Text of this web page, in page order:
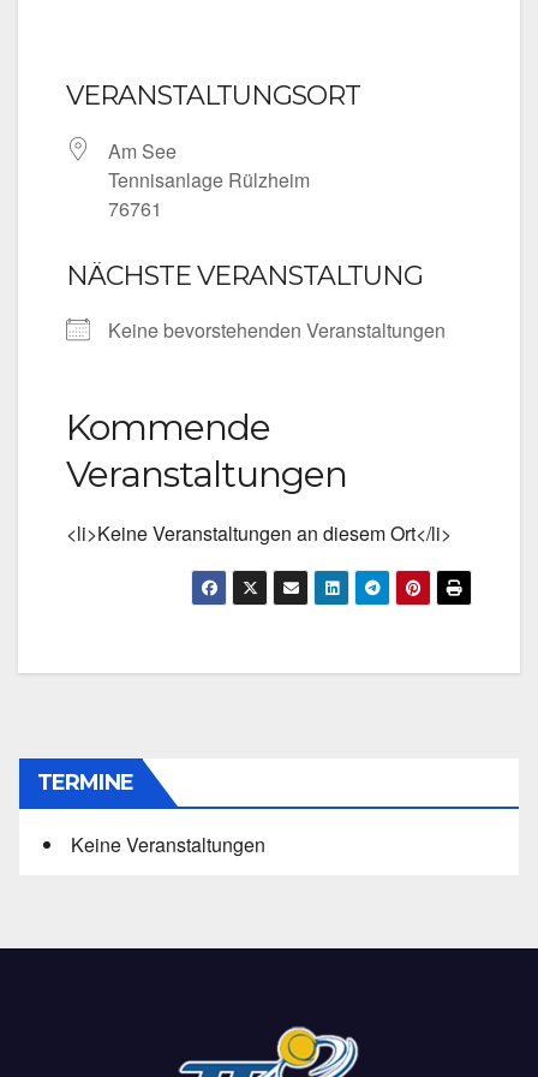
VERANSTALTUNGSORT
Am See
Tennisanlage Rülzheim
76761
NÄCHSTE VERANSTALTUNG
Keine bevorstehenden Veranstaltungen
Kommende
Veranstaltungen
<li>Keine Veranstaltungen an diesem Ort</li>
TERMINE
Keine Veranstaltungen